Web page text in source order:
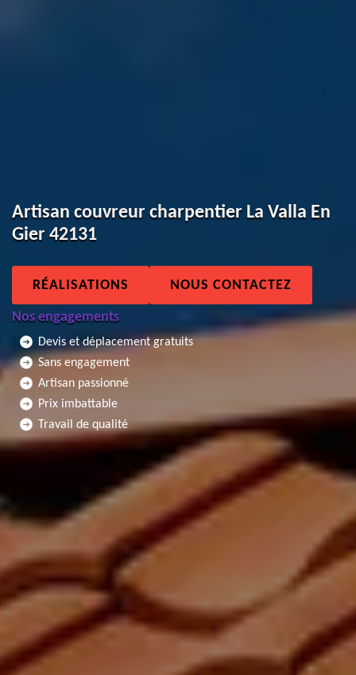
Artisan couvreur charpentier La Valla En
Gier 42131
RÉALISATIONS NOUS CONTACTEZ
Nos engagements
Devis et déplacement gratuits
Sans engagement
Artisan passionné
Prix imbattable
Travail de qualité